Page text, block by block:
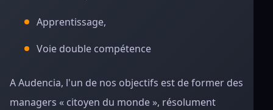
Apprentissage,
Voie double compétence
A Audencia, l'un de nos objectifs est de former des
managers « citoyen du monde », résolument